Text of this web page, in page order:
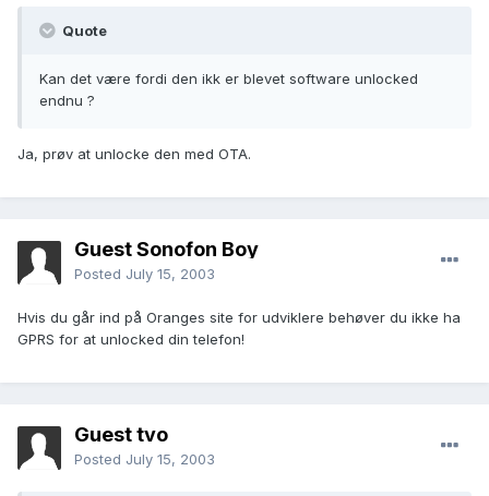
Quote
Kan det være fordi den ikk er blevet software unlocked
endnu ?
Ja, prøv at unlocke den med OTA.
Guest Sonofon Boy
Posted July 15, 2003
Hvis du går ind på Oranges site for udviklere behøver du ikke ha
GPRS for at unlocked din telefon!
Guest tvo
Posted July 15, 2003